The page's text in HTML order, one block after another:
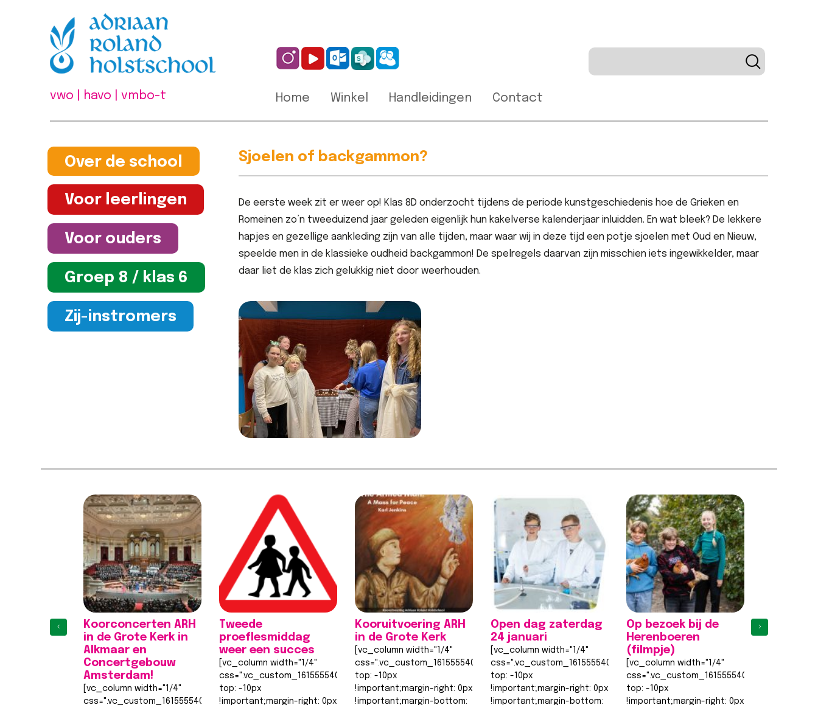
vwo | havo | vmbo-t Home Winkel Handleidingen Contact
Over de school
Voor leerlingen
Voor ouders
Groep 8 / klas 6
Zij-instromers
Sjoelen of backgammon?
De eerste week zit er weer op! Klas 8D onderzocht tijdens de periode kunstgeschiedenis hoe de Grieken en
Romeinen zo’n tweeduizend jaar geleden eigenlijk hun kakelverse kalenderjaar inluidden. En wat bleek? De lekkere
hapjes en gezellige aankleding zijn van alle tijden, maar waar wij in deze tijd een potje sjoelen met Oud en Nieuw,
speelde men in de klassieke oudheid backgammon! De spelregels daarvan zijn misschien iets ingewikkelder, maar
daar liet de klas zich gelukkig niet door weerhouden.
Koorconcerten ARH
in de Grote Kerk in
Alkmaar en
Concertgebouw
Amsterdam!
[vc_column width="1/4"
css=".vc_custom_1615555402682{margin-
Tweede
proeflesmiddag
weer een succes
[vc_column width="1/4"
css=".vc_custom_1615555402682{margin-
top: -10px
!important;margin-right: 0px
Kooruitvoering ARH
in de Grote Kerk
[vc_column width="1/4"
css=".vc_custom_1615555402682{margin-
top: -10px
!important;margin-right: 0px
!important;margin-bottom:
Open dag zaterdag
24 januari
[vc_column width="1/4"
css=".vc_custom_1615555402682{margin-
top: -10px
!important;margin-right: 0px
!important;margin-bottom:
Op bezoek bij de
Herenboeren
(filmpje)
[vc_column width="1/4"
css=".vc_custom_1615555402682{margin-
top: -10px
!important;margin-right: 0px
‹ ›